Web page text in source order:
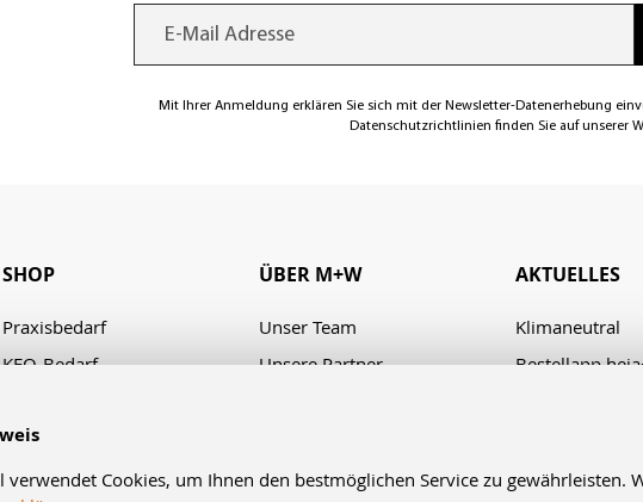
verwendet Cookies, um Ihnen den bestmöglichen Service zu gewährleisten.
Mit Ihrer Anmeldung erklären Sie sich mit der Newsletter-Datenerhebung
Datenschutzrichtlinien finden Sie auf unserer
SHOP
Praxisbedarf
KFO-Bedarf
Zahnbestellung
Angebote & Aktionen
ÜBER M+W
Unser Team
Unsere Partner
Kontakt & Anfahrt
AKTUELLES
Klimaneutral
Bestellapp